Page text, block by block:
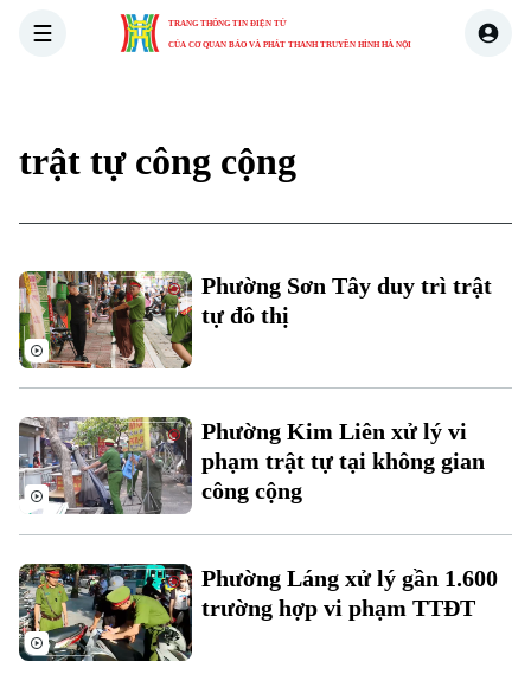
TRANG THÔNG TIN ĐIỆN TỬ
CỦA CƠ QUAN BÁO VÀ PHÁT THANH TRUYỀN HÌNH HÀ NỘI
Xu hướng
trật tự công cộng
Phường Sơn Tây duy trì trật
tự đô thị
Phường Kim Liên xử lý vi
phạm trật tự tại không gian
công cộng
Phường Láng xử lý gần 1.600
trường hợp vi phạm TTĐT